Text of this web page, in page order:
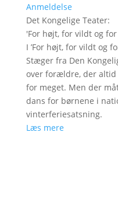
Anmeldelse
Det Kongelige Teater:
'For højt, for vildt og
I ’For højt, for vildt og
Stæger fra Den
over forældre, der altid
for meget. Men der
dans for børnene i
vinterferiesatsning.
Læs mere